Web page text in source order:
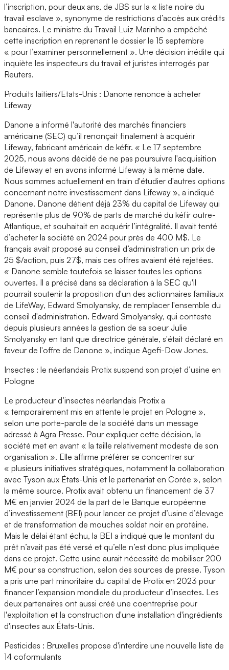
l’inscription, pour deux ans, de JBS sur la « liste noire du
travail esclave », synonyme de restrictions d’accès aux crédits
bancaires. Le ministre du Travail Luiz Marinho a empêché
cette inscription en reprenant le dossier le 15 septembre
« pour l’examiner personnellement ». Une décision inédite qui
inquiète les inspecteurs du travail et juristes interrogés par
Reuters.
Produits laitiers/Etats-Unis : Danone renonce à acheter
Lifeway
Danone a informé l'autorité des marchés financiers
américaine (SEC) qu’il renonçait finalement à acquérir
Lifeway, fabricant américain de kéfir. « Le 17 septembre
2025, nous avons décidé de ne pas poursuivre l'acquisition
de Lifeway et en avons informé Lifeway à la même date.
Nous sommes actuellement en train d'étudier d'autres options
concernant notre investissement dans Lifeway », a indiqué
Danone. Danone détient déjà 23% du capital de Lifeway qui
représente plus de 90% de parts de marché du kéfir outre-
Atlantique, et souhaitait en acquérir l’intégralité. Il avait tenté
d’acheter la société en 2024 pour près de 400 M$. Le
français avait proposé au conseil d’administration un prix de
25 $/action, puis 27$, mais ces offres avaient été rejetées.
« Danone semble toutefois se laisser toutes les options
ouvertes. Il a précisé dans sa déclaration à la SEC qu'il
pourrait soutenir la proposition d'un des actionnaires familiaux
de LifeWay, Edward Smolyansky, de remplacer l'ensemble du
conseil d'administration. Edward Smolyansky, qui conteste
depuis plusieurs années la gestion de sa soeur Julie
Smolyansky en tant que directrice générale, s'était déclaré en
faveur de l'offre de Danone », indique Agefi-Dow Jones.
Insectes : le néerlandais Protix suspend son projet d’usine en
Pologne
Le producteur d’insectes néerlandais Protix a
« temporairement mis en attente le projet en Pologne »,
selon une porte-parole de la société dans un message
adressé à Agra Presse. Pour expliquer cette décision, la
société met en avant « la taille relativement modeste de son
organisation ». Elle affirme préférer se concentrer sur
« plusieurs initiatives stratégiques, notamment la collaboration
avec Tyson aux États-Unis et le partenariat en Corée », selon
la même source. Protix avait obtenu un financement de 37
M€ en janvier 2024 de la part de le Banque européenne
d’investissement (BEI) pour lancer ce projet d’usine d’élevage
et de transformation de mouches soldat noir en protéine.
Mais le délai étant échu, la BEI a indiqué que le montant du
prêt n’avait pas été versé et qu’elle n’est donc plus impliquée
dans ce projet. Cette usine aurait nécessité de mobiliser 200
M€ pour sa construction, selon des sources de presse. Tyson
a pris une part minoritaire du capital de Protix en 2023 pour
financer l’expansion mondiale du producteur d’insectes. Les
deux partenaires ont aussi créé une coentreprise pour
l'exploitation et la construction d'une installation d'ingrédients
d'insectes aux États-Unis.
Pesticides : Bruxelles propose d'interdire une nouvelle liste de
14 coformulants